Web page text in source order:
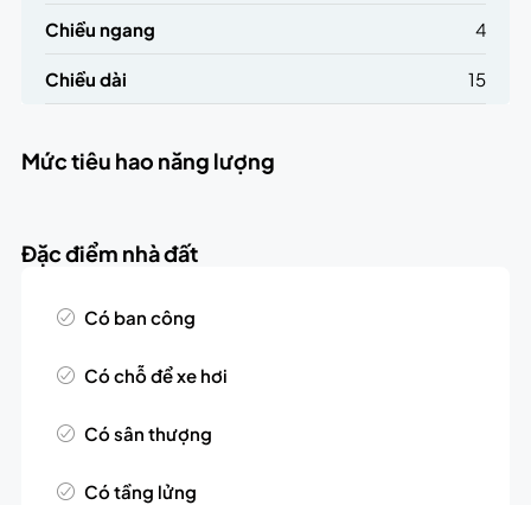
Chiều ngang 4
Chiều dài 15
Mức tiêu hao năng lượng
Đặc điểm nhà đất
Có ban công
Có chỗ để xe hơi
Có sân thượng
Có tầng lửng